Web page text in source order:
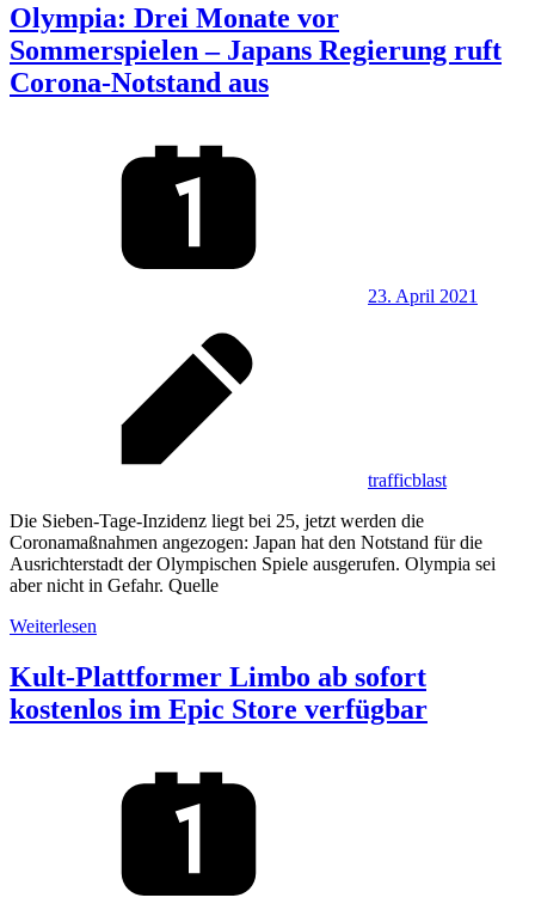
Olympia: Drei Monate vor
Sommerspielen – Japans Regierung ruft
Corona-Notstand aus
23. April 2021
trafficblast
Die Sieben-Tage-Inzidenz liegt bei 25, jetzt werden die
Coronamaßnahmen angezogen: Japan hat den Notstand für die
Ausrichterstadt der Olympischen Spiele ausgerufen. Olympia sei
aber nicht in Gefahr. Quelle
Weiterlesen
Kult-Plattformer Limbo ab sofort
kostenlos im Epic Store verfügbar